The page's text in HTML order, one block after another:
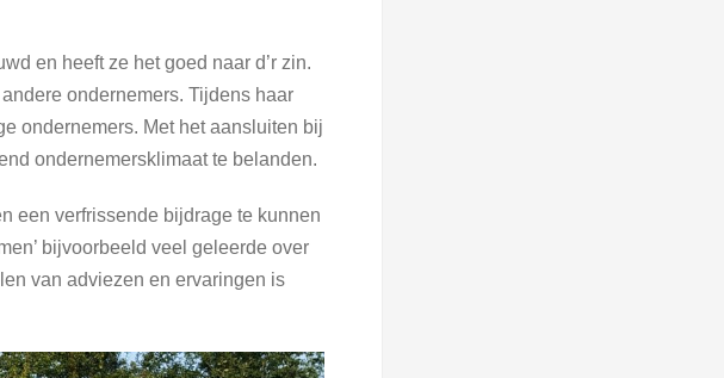
en heeft ze het goed naar d’r zin.
ondernemers. Tijdens haar
ondernemers. Met het aansluiten bij
ondernemersklimaat te belanden.
een verfrissende bijdrage te kunnen
bijvoorbeeld veel geleerde over
van adviezen en ervaringen is